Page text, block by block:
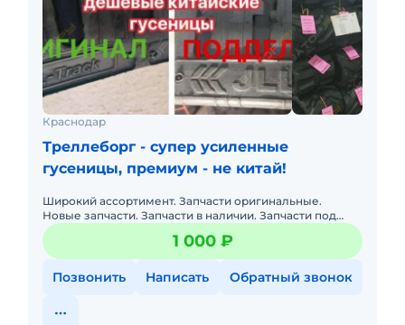
Краснодар
Треллеборг - супер усиленные
гусеницы, премиум - не китай!
Широкий ассортимент. Запчасти оригинальные.
Новые запчасти. Запчасти в наличии. Запчасти под
заказ. Распродажа.
1 000 ₽
Позвонить Написать Обратный звонок